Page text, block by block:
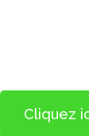
Cliquez